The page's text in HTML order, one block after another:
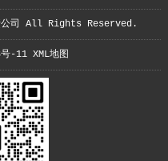
公司 All Rights Reserved.
号-11 XML地图